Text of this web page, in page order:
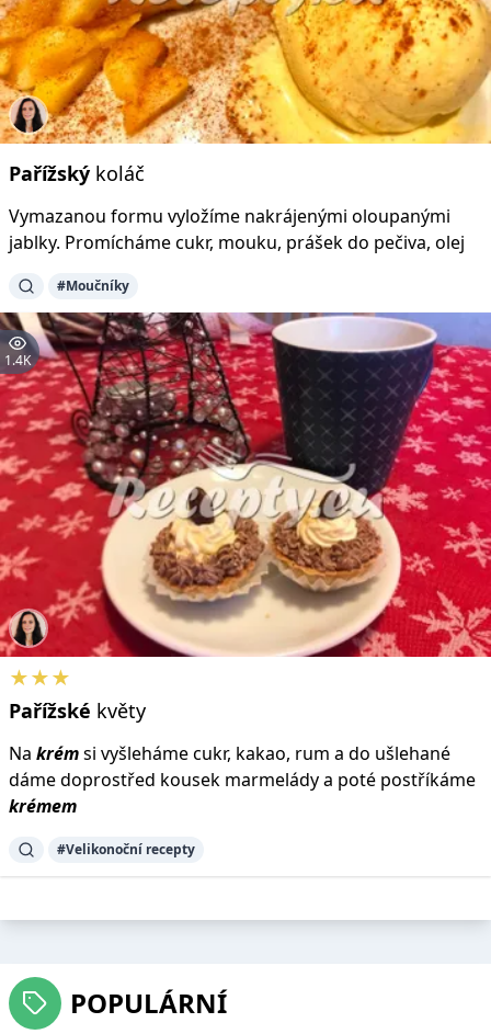
Pařížský koláč
Vymazanou formu vyložíme nakrájenými oloupanými
jablky. Promícháme cukr, mouku, prášek do pečiva, olej
#Moučníky
1.4K
★★★
Pařížské květy
Na krémsi vyšleháme cukr, kakao, rum a do ušlehané
dáme doprostřed kousek marmelády a poté postříkáme
krémem
#Velikonoční recepty
POPULÁRNÍ